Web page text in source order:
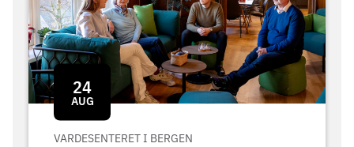
24
AUG
VARDESENTERET I BERGEN